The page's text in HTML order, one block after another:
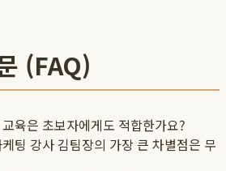
(FAQ)
육은 초보자에게도 적합한가요?
팅 강사 김팀장의 가장 큰 차별점은 무